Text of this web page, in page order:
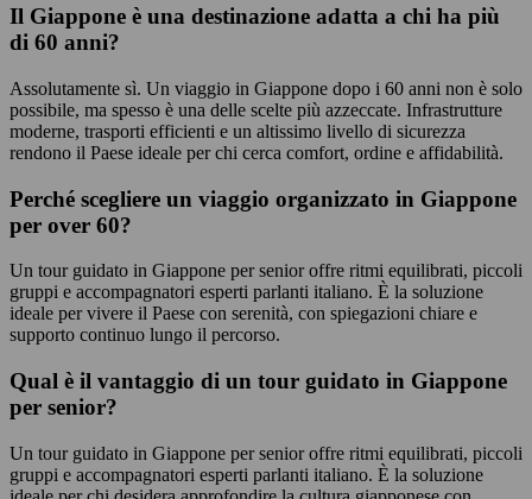
Il Giappone è una destinazione adatta a chi ha più
di 60 anni?
Assolutamente sì. Un viaggio in Giappone dopo i 60 anni non è solo
possibile, ma spesso è una delle scelte più azzeccate. Infrastrutture
moderne, trasporti efficienti e un altissimo livello di sicurezza
rendono il Paese ideale per chi cerca comfort, ordine e affidabilità.
Perché scegliere un viaggio organizzato in Giappone
per over 60?
Un tour guidato in Giappone per senior offre ritmi equilibrati, piccoli
gruppi e accompagnatori esperti parlanti italiano. È la soluzione
ideale per vivere il Paese con serenità, con spiegazioni chiare e
supporto continuo lungo il percorso.
Qual è il vantaggio di un tour guidato in Giappone
per senior?
Un tour guidato in Giappone per senior offre ritmi equilibrati, piccoli
gruppi e accompagnatori esperti parlanti italiano. È la soluzione